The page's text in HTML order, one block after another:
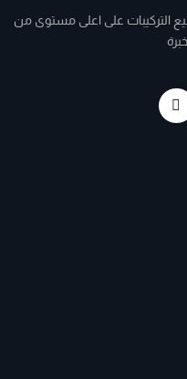
التركيبات على اعلى مستوى من
I
n
s